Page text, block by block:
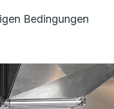
Bedingungen